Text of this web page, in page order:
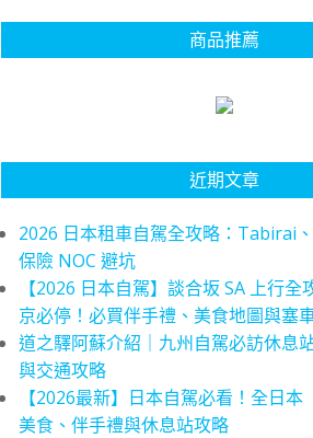
商品推薦
近期文章
2026 日本租車自駕全攻略：Tabirai
保險 NOC 避坑
【2026 日本自駕】談合坂 SA 上行
京必停！必買伴手禮、美食地圖與塞
道之驛阿蘇介紹｜九州自駕必訪休息
與交通攻略
【2026最新】日本自駕必看！全日本
美食、伴手禮與休息站攻略